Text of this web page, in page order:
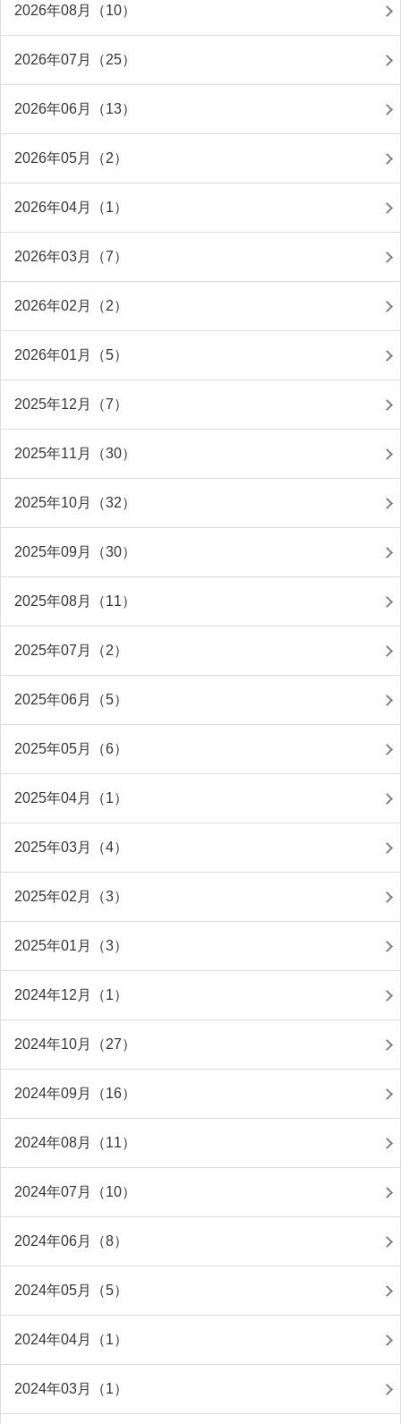
2026年08月（10）
2026年07月（25）
2026年06月（13）
2026年05月（2）
2026年04月（1）
2026年03月（7）
2026年02月（2）
2026年01月（5）
2025年12月（7）
2025年11月（30）
2025年10月（32）
2025年09月（30）
2025年08月（11）
2025年07月（2）
2025年06月（5）
2025年05月（6）
2025年04月（1）
2025年03月（4）
2025年02月（3）
2025年01月（3）
2024年12月（1）
2024年10月（27）
2024年09月（16）
2024年08月（11）
2024年07月（10）
2024年06月（8）
2024年05月（5）
2024年04月（1）
2024年03月（1）